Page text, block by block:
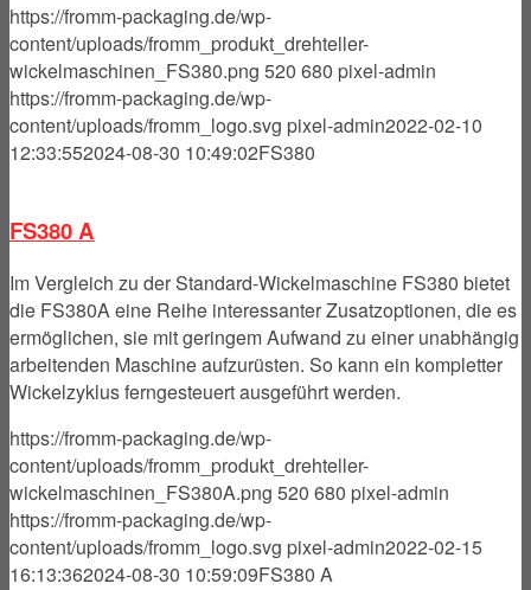
https://fromm-packaging.de/wp-
content/uploads/fromm_produkt_drehteller-
wickelmaschinen_FS380.png 520 680 pixel-admin
https://fromm-packaging.de/wp-
content/uploads/fromm_logo.svg pixel-admin2022-02-10
12:33:552024-08-30 10:49:02FS380
FS380 A
Im Vergleich zu der Standard-Wickelmaschine FS380 bietet
die FS380A eine Reihe interessanter Zusatzoptionen, die es
ermöglichen, sie mit geringem Aufwand zu einer unabhängig
arbeitenden Maschine aufzurüsten. So kann ein kompletter
Wickelzyklus ferngesteuert ausgeführt werden.
https://fromm-packaging.de/wp-
content/uploads/fromm_produkt_drehteller-
wickelmaschinen_FS380A.png 520 680 pixel-admin
https://fromm-packaging.de/wp-
content/uploads/fromm_logo.svg pixel-admin2022-02-15
16:13:362024-08-30 10:59:09FS380 A